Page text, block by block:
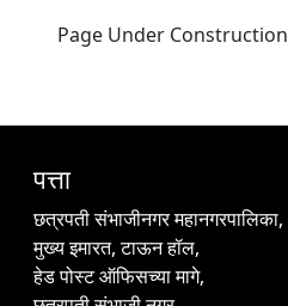
Page Under Construction
पत्ता
छत्रपती संभाजीनगर महानगरपालिका,
मुख्य इमारत, टाऊन हॉल,
हेड पोस्ट ऑफिसच्या मागे,